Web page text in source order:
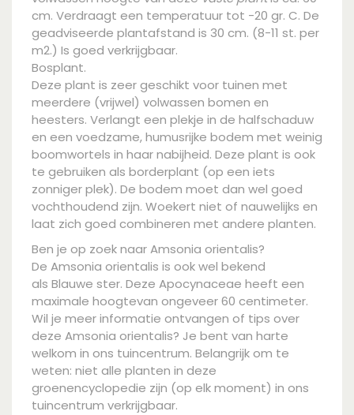
cm. Verdraagt een temperatuur tot -20 gr. C. De
geadviseerde plantafstand is 30 cm. (8-11 st. per
m2.) Is goed verkrijgbaar.
Bosplant.
Deze plant is zeer geschikt voor tuinen met
meerdere (vrijwel) volwassen bomen en
heesters. Verlangt een plekje in de halfschaduw
en een voedzame, humusrijke bodem met weinig
boomwortels in haar nabijheid. Deze plant is ook
te gebruiken als borderplant (op een iets
zonniger plek). De bodem moet dan wel goed
vochthoudend zijn. Woekert niet of nauwelijks en
laat zich goed combineren met andere planten.
Ben je op zoek naar Amsonia orientalis?
De Amsonia orientalis is ook wel bekend
als Blauwe ster. Deze Apocynaceae heeft een
maximale hoogtevan ongeveer 60 centimeter.
Wil je meer informatie ontvangen of tips over
deze Amsonia orientalis? Je bent van harte
welkom in ons tuincentrum. Belangrijk om te
weten: niet alle planten in deze
groenencyclopedie zijn (op elk moment) in ons
tuincentrum verkrijgbaar.